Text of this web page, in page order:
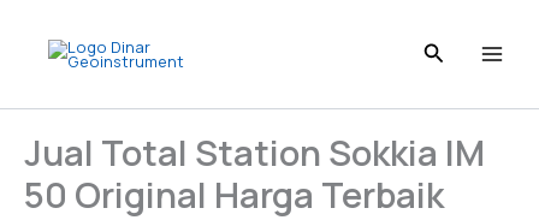
content
Jual Total Station Sokkia IM
50 Original Harga Terbaik